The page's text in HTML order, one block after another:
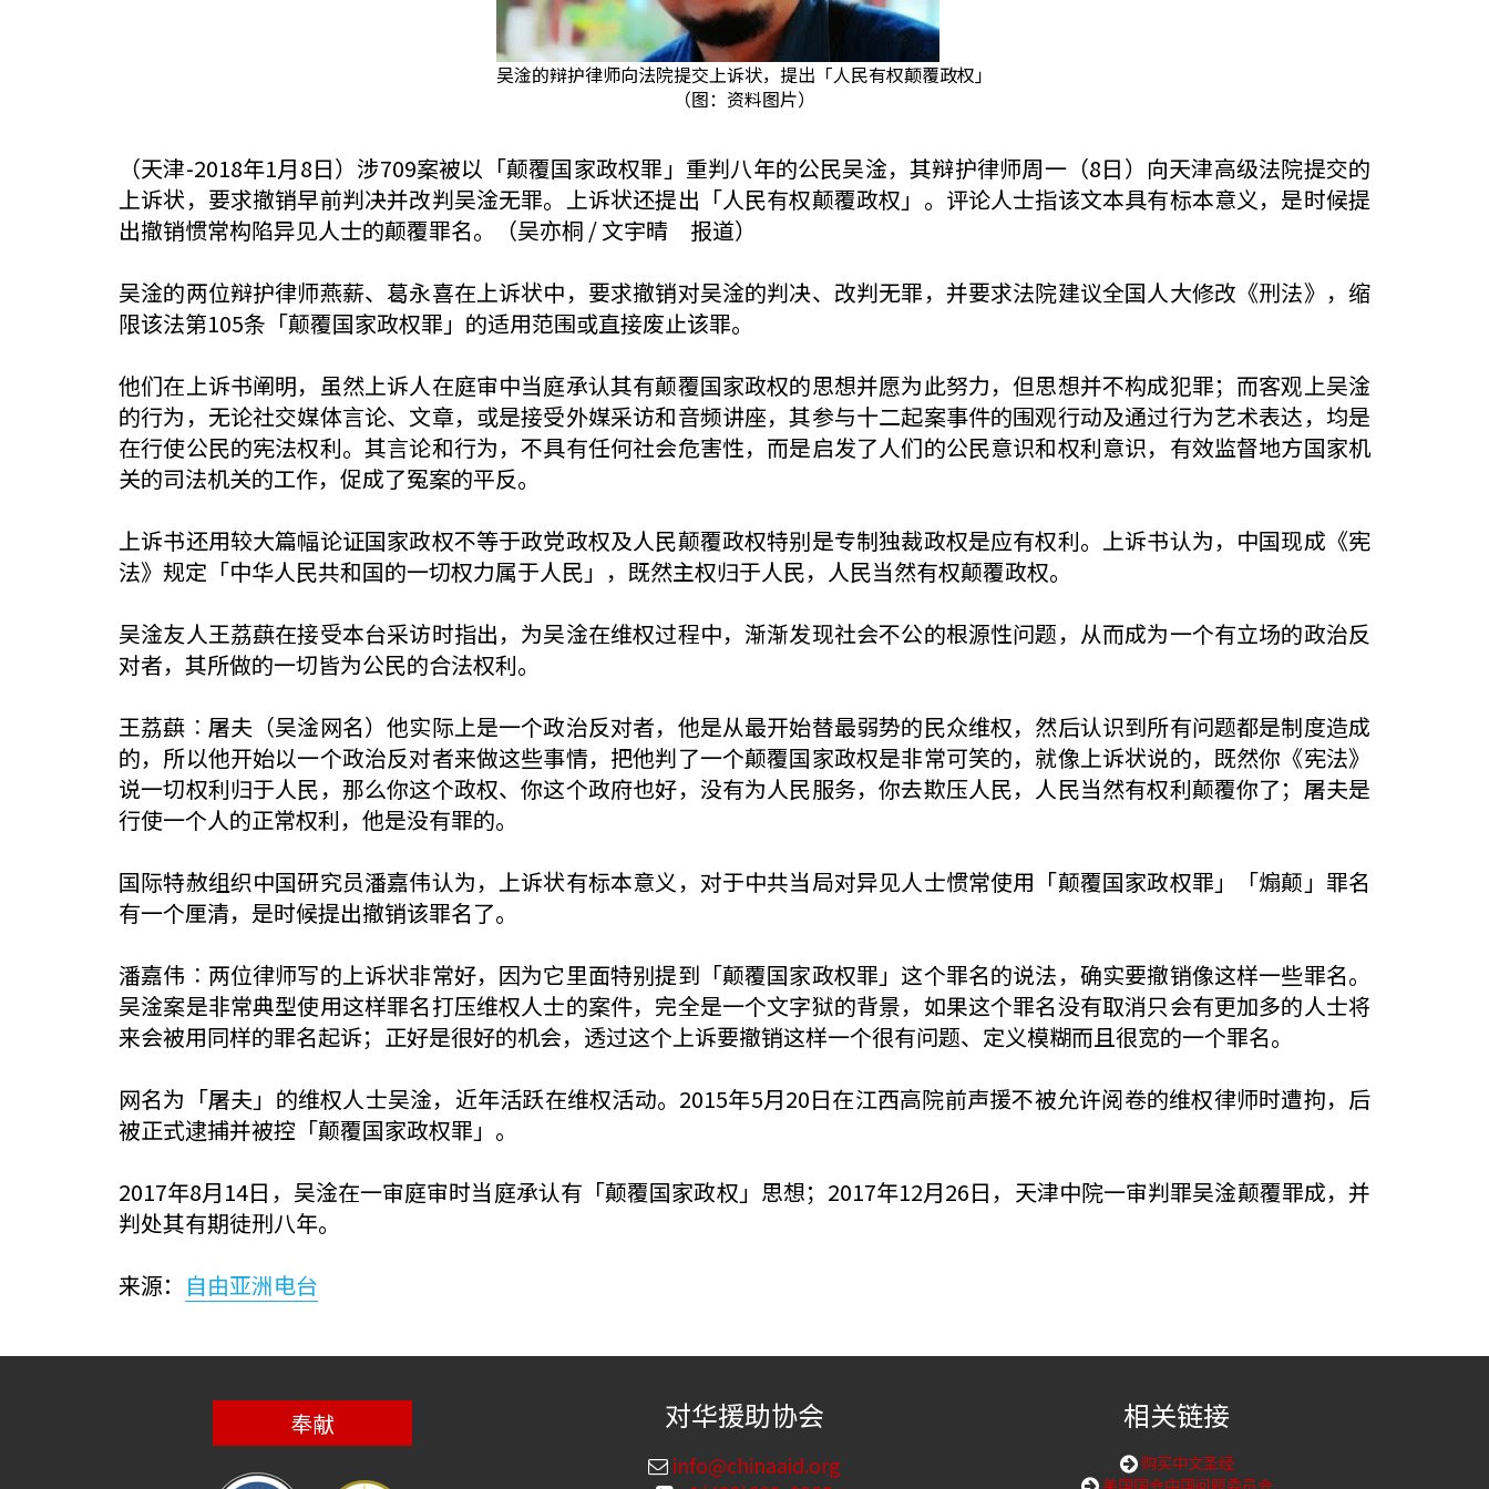
吴淦的辩护律师向法院提交上诉状，提出「人民有权颠覆政权」
（图：资料图片）
（天津-2018年1月8日）涉709案被以「颠覆国家政权罪」重判八年的公民吴淦，其辩护律师周一（8日）向天津高级法院提交的
上诉状，要求撤销早前判决并改判吴淦无罪。上诉状还提出「人民有权颠覆政权」。评论人士指该文本具有标本意义，是时候提
出撤销惯常构陷异见人士的颠覆罪名。（吴亦桐 / 文宇晴 报道）
吴淦的两位辩护律师燕薪、葛永喜在上诉状中，要求撤销对吴淦的判决、改判无罪，并要求法院建议全国人大修改《刑法》，缩
限该法第105条「颠覆国家政权罪」的适用范围或直接废止该罪。
他们在上诉书阐明，虽然上诉人在庭审中当庭承认其有颠覆国家政权的思想并愿为此努力，但思想并不构成犯罪；而客观上吴淦
的行为，无论社交媒体言论、文章，或是接受外媒采访和音频讲座，其参与十二起案事件的围观行动及通过行为艺术表达，均是
在行使公民的宪法权利。其言论和行为，不具有任何社会危害性，而是启发了人们的公民意识和权利意识，有效监督地方国家机
关的司法机关的工作，促成了冤案的平反。
上诉书还用较大篇幅论证国家政权不等于政党政权及人民颠覆政权特别是专制独裁政权是应有权利。上诉书认为，中国现成《宪
法》规定「中华人民共和国的一切权力属于人民」，既然主权归于人民，人民当然有权颠覆政权。
吴淦友人王荔蕻在接受本台采访时指出，为吴淦在维权过程中，渐渐发现社会不公的根源性问题，从而成为一个有立场的政治反
对者，其所做的一切皆为公民的合法权利。
王荔蕻︰屠夫（吴淦网名）他实际上是一个政治反对者，他是从最开始替最弱势的民众维权，然后认识到所有问题都是制度造成
的，所以他开始以一个政治反对者来做这些事情，把他判了一个颠覆国家政权是非常可笑的，就像上诉状说的，既然你《宪法》
说一切权利归于人民，那么你这个政权、你这个政府也好，没有为人民服务，你去欺压人民，人民当然有权利颠覆你了；屠夫是
行使一个人的正常权利，他是没有罪的。
国际特赦组织中国研究员潘嘉伟认为，上诉状有标本意义，对于中共当局对异见人士惯常使用「颠覆国家政权罪」「煽颠」罪名
有一个厘清，是时候提出撤销该罪名了。
潘嘉伟︰两位律师写的上诉状非常好，因为它里面特别提到「颠覆国家政权罪」这个罪名的说法，确实要撤销像这样一些罪名。
吴淦案是非常典型使用这样罪名打压维权人士的案件，完全是一个文字狱的背景，如果这个罪名没有取消只会有更加多的人士将
来会被用同样的罪名起诉；正好是很好的机会，透过这个上诉要撤销这样一个很有问题、定义模糊而且很宽的一个罪名。
网名为「屠夫」的维权人士吴淦，近年活跃在维权活动。2015年5月20日在江西高院前声援不被允许阅卷的维权律师时遭拘，后
被正式逮捕并被控「颠覆国家政权罪」。
2017年8月14日，吴淦在一审庭审时当庭承认有「颠覆国家政权」思想；2017年12月26日，天津中院一审判罪吴淦颠覆罪成，并
判处其有期徒刑八年。
来源： 自由亚洲电台
奉献 对华援助协会
info@chinaaid.org
相关链接
购买中文圣经
美国国会中国问题委员会